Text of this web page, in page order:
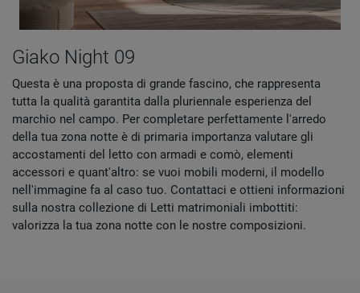
Giako Night 09
Questa è una proposta di grande fascino, che rappresenta
tutta la qualità garantita dalla pluriennale esperienza del
marchio nel campo. Per completare perfettamente l'arredo
della tua zona notte è di primaria importanza valutare gli
accostamenti del letto con armadi e comò, elementi
accessori e quant'altro: se vuoi mobili moderni, il modello
nell'immagine fa al caso tuo. Contattaci e ottieni informazioni
sulla nostra collezione di Letti matrimoniali imbottiti:
valorizza la tua zona notte con le nostre composizioni.